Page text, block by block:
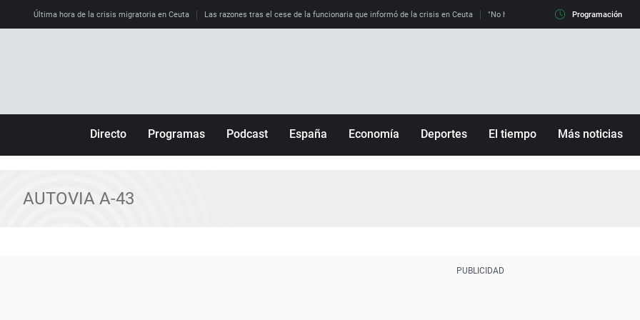
Última hora de la crisis migratoria en Ceuta Las razones tras el cese de la funcionaria que informó de la crisis en Ceuta "No hay mafias, que no nos engañen":
Programación
Directo Programas
Julia en la onda
Podcast España Economía Deportes El tiempo Más noticias
AUTOVIA A-43